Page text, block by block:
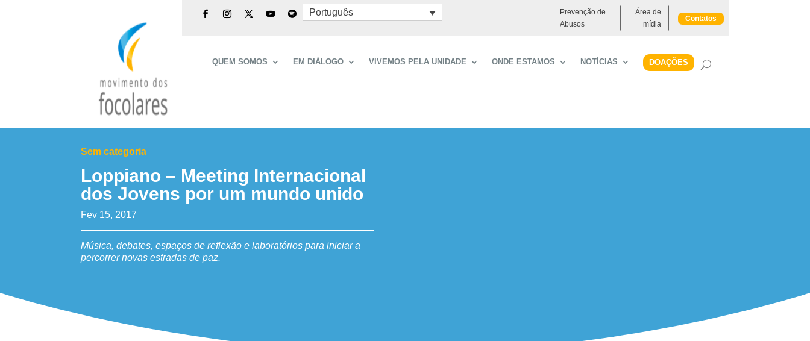
Português
Prevenção de
Abusos
Área de
mídia
Contatos
QUEM SOMOS EM DIÁLOGO VIVEMOS PELA UNIDADE ONDE ESTAMOS NOTÍCIAS DOAÇÕES
Sem categoria
Loppiano – Meeting Internacional
dos Jovens por um mundo unido
Fev 15, 2017
Música, debates, espaços de reflexão e laboratórios para iniciar a
percorrer novas estradas de paz.